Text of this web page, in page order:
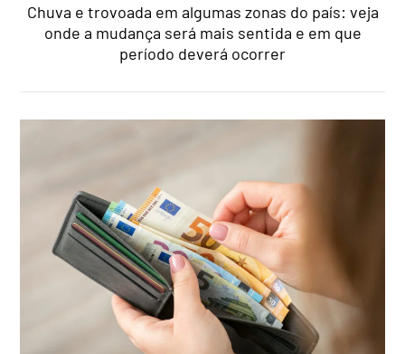
Chuva e trovoada em algumas zonas do país: veja
onde a mudança será mais sentida e em que
período deverá ocorrer